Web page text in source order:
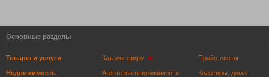
Основные разделы
Товары и услуги
Недвижимость
Каталог фирм
Агентства недвижимости
Прайс-листы
Квартиры, дома